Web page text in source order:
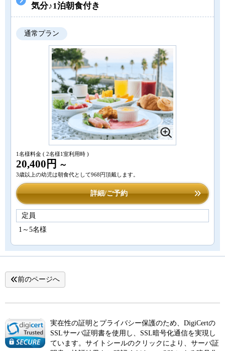
気分♪1泊朝食付き
通常プラン
1名様料金 ( 2名様1室利用時 )
20,400円 ～
3歳以上の幼児は朝食代として968円頂戴します。
詳細/ご予約
定員
1～5名様
前のページへ
実在性の証明とプライバシー保護のため、DigiCertの
SSLサーバ証明書を使用し、SSL暗号化通信を実現し
ています。サイトシールのクリックにより、サーバ証